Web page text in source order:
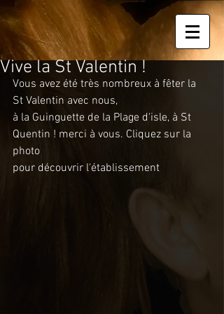
Vive la St Valentin !
Vous avez été très nombreux à fêter la
St Valentin avec nous,
à la Guinguette de la Plage d'isle, à St
Quentin ! merci à vous. Cliquez sur la
photo
pour découvrir l'établissement